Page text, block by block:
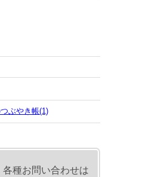
ぶやき帳(1)
各種お問い合わせは